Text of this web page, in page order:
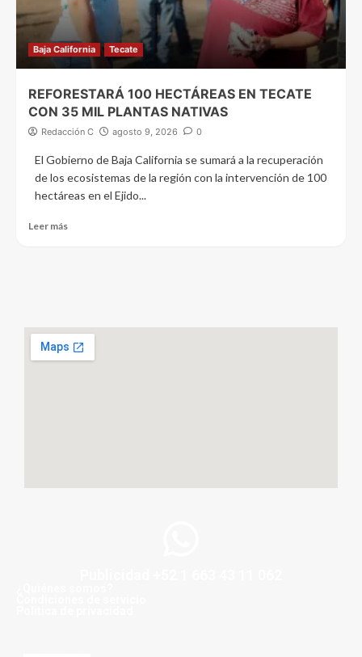
Baja California Tecate
REFORESTARÁ 100 HECTÁREAS EN TECATE
CON 35 MIL PLANTAS NATIVAS
Redacción C agosto 9, 2026 0
El Gobierno de Baja California se sumará a la recuperación
de los ecosistemas de la región con la intervención de 100
hectáreas en el Ejido...
Leer más